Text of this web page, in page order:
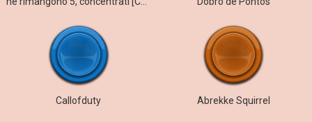
Callofduty Abrekke Squirrel